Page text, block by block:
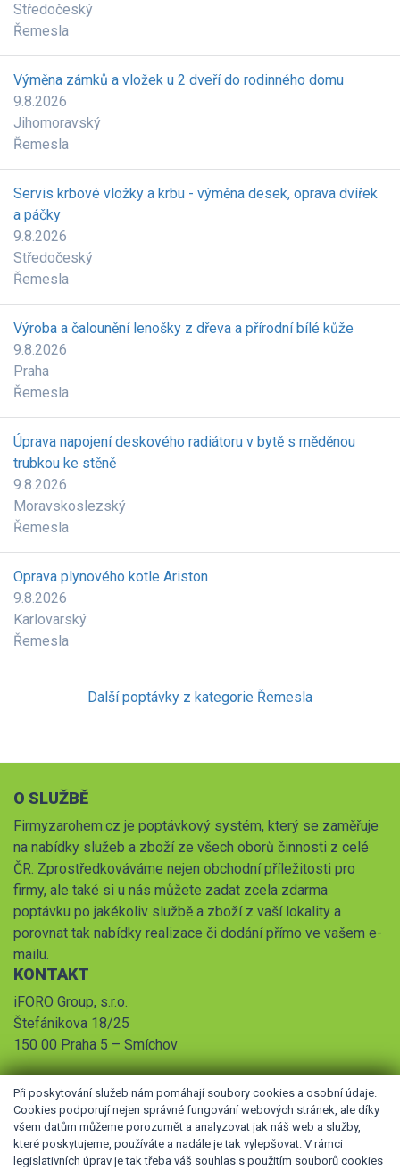
Středočeský
Řemesla
Výměna zámků a vložek u 2 dveří do rodinného domu
9.8.2026
Jihomoravský
Řemesla
Servis krbové vložky a krbu - výměna desek, oprava dvířek
a páčky
9.8.2026
Středočeský
Řemesla
Výroba a čalounění lenošky z dřeva a přírodní bílé kůže
9.8.2026
Praha
Řemesla
Úprava napojení deskového radiátoru v bytě s měděnou
trubkou ke stěně
9.8.2026
Moravskoslezský
Řemesla
Oprava plynového kotle Ariston
9.8.2026
Karlovarský
Řemesla
Další poptávky z kategorie Řemesla
O SLUŽBĚ
Firmyzarohem.cz je poptávkový systém, který se zaměřuje
na nabídky služeb a zboží ze všech oborů činnosti z celé
ČR. Zprostředkováváme nejen obchodní příležitosti pro
firmy, ale také si u nás můžete zadat zcela zdarma
poptávku po jakékoliv službě a zboží z vaší lokality a
porovnat tak nabídky realizace či dodání přímo ve vašem e-
mailu.
KONTAKT
iFORO Group, s.r.o.
Štefánikova 18/25
150 00 Praha 5 – Smíchov
Při poskytování služeb nám pomáhají soubory cookies a osobní údaje.
Cookies podporují nejen správné fungování webových stránek, ale díky
všem datům můžeme porozumět a analyzovat jak náš web a služby,
které poskytujeme, používáte a nadále je tak vylepšovat. V rámci
legislativních úprav je tak třeba váš souhlas s použitím souborů cookies